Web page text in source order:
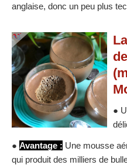
anglaise, donc un peu plus
●
● Avantage : Une mousse
qui produit des milliers de